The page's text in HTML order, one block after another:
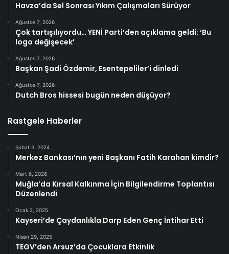
Havza’da Sel Sonrası Yıkım Çalışmaları Sürüyor
Ağustos 7, 2026
Çok tartışılıyordu… YENİ Parti’den açıklama geldi: ‘Bu
logo değişecek’
Ağustos 7, 2026
Başkan Şadi Özdemir, Esentepeliler’i dinledi
Ağustos 7, 2026
Dutch Bros hissesi bugün neden düşüyor?
Rastgele Haberler
Şubat 3, 2024
Merkez Bankası’nın yeni Başkanı Fatih Karahan kimdir?
Mart 6, 2026
Muğla’da Kırsal Kalkınma İçin Bilgilendirme Toplantısı
Düzenlendi
Ocak 2, 2025
Kayseri’de Çaydanlıkla Darp Eden Genç İntihar Etti
Nisan 29, 2025
TEGV’den Arsuz’da Çocuklara Etkinlik